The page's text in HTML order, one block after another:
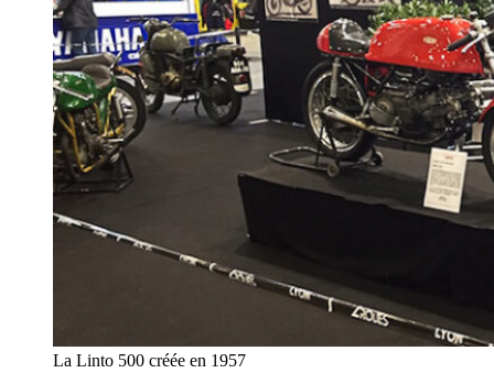
La Linto 500 créée en 1957